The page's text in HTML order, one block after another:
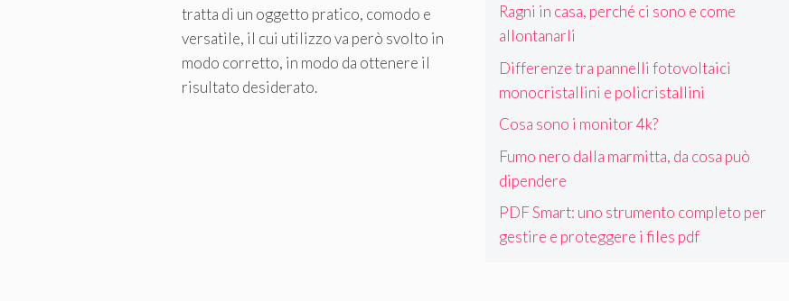
tratta di un oggetto pratico, comodo e
versatile, il cui utilizzo va però svolto in
modo corretto, in modo da ottenere il
risultato desiderato.
Ragni in casa, perché ci sono e come
allontanarli
Differenze tra pannelli fotovoltaici
monocristallini e policristallini
Cosa sono i monitor 4k?
Fumo nero dalla marmitta, da cosa può
dipendere
PDF Smart: uno strumento completo per
gestire e proteggere i files pdf